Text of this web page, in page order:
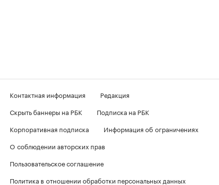
Контактная информация
Редакция
Скрыть баннеры на РБК
Подписка на РБК
Корпоративная подписка
Информация об ограничениях
О соблюдении авторских прав
Пользовательское соглашение
Политика в отношении обработки персональных данных